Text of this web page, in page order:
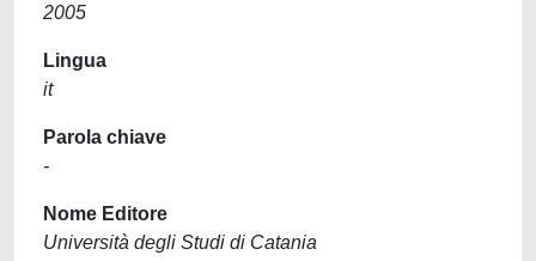
2005
Lingua
it
Parola chiave
-
Nome Editore
Università degli Studi di Catania